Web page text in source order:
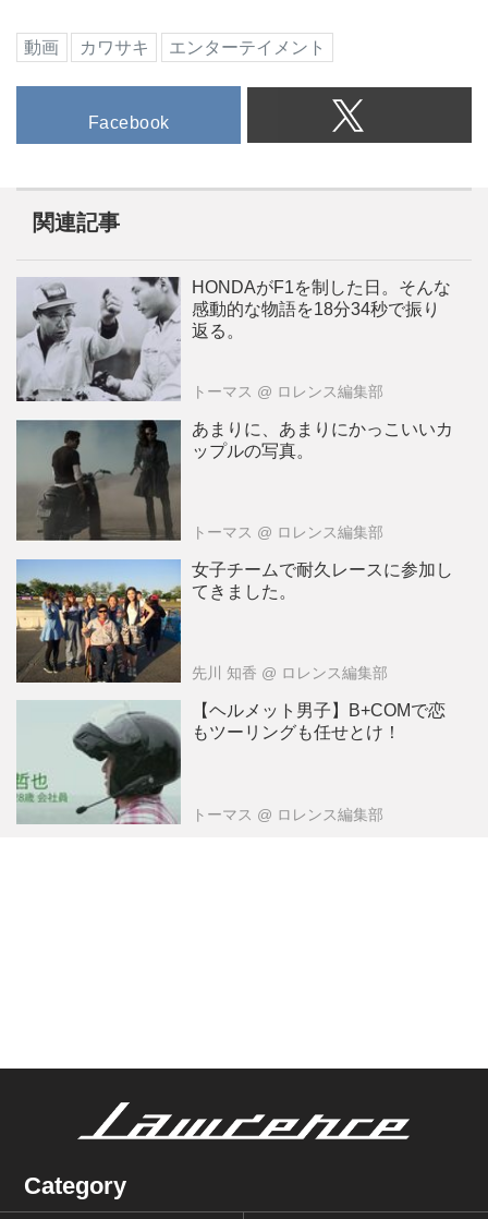
動画 カワサキ エンターテイメント
Facebook
関連記事
HONDAがF1を制した日。そんな
感動的な物語を18分34秒で振り
返る。
トーマス @ ロレンス編集部
あまりに、あまりにかっこいいカ
ップルの写真。
トーマス @ ロレンス編集部
女子チームで耐久レースに参加し
てきました。
先川 知香 @ ロレンス編集部
【ヘルメット男子】B+COMで恋
もツーリングも任せとけ！
トーマス @ ロレンス編集部
Category